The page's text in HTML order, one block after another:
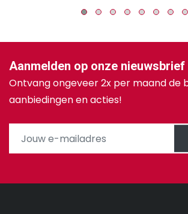
Aanmelden op onze nieuwsbrief
Ontvang ongeveer 2x per maand de
aanbiedingen en acties!